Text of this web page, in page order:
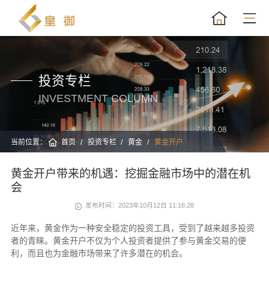
投资专栏
INVESTMENT COLUMN
当前位置： 首页 投资专栏 黄金 黄金开户
黄金开户带来的机遇：挖掘金融市场中的潜在机
会
发布时间：2023年10月12日 11:16:28
近年来，黄金作为一种安全稳定的投资工具，受到了越来越多投资
者的青睐。黄金开户不仅为个人投资者提供了参与黄金交易的便
利，而且也为金融市场带来了许多潜在的机会。